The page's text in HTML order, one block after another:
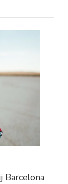
Barcelona